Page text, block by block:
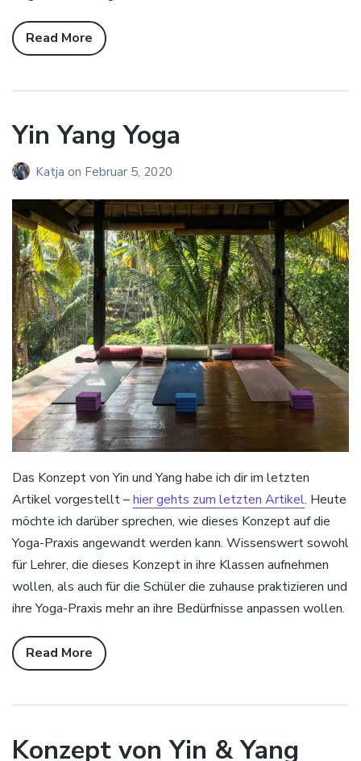
Read More
Yin Yang Yoga
Katja on Februar 5, 2020
Das Konzept von Yin und Yang habe ich dir im letzten
Artikel vorgestellt –hier gehts zum letzten Artikel. Heute
möchte ich darüber sprechen, wie dieses Konzept auf die
Yoga-Praxis angewandt werden kann. Wissenswert sowohl
für Lehrer, die dieses Konzept in ihre Klassen aufnehmen
wollen, als auch für die Schüler die zuhause praktizieren und
ihre Yoga-Praxis mehr an ihre Bedürfnisse anpassen wollen.
Read More
Konzept von Yin & Yang